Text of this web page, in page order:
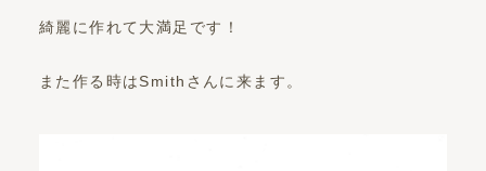
綺麗に作れて大満足です！
また作る時はSmithさんに来ます。